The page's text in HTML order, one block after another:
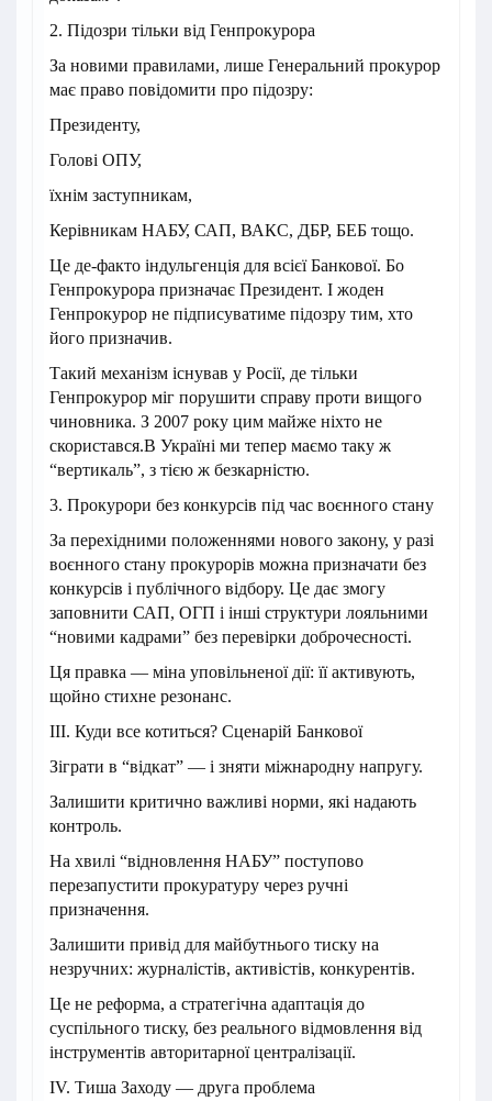
2. Підозри тільки від Генпрокурора
За новими правилами, лише Генеральний прокурор
має право повідомити про підозру:
Президенту,
Голові ОПУ,
їхнім заступникам,
Керівникам НАБУ, САП, ВАКС, ДБР, БЕБ тощо.
Це де-факто індульгенція для всієї Банкової. Бо
Генпрокурора призначає Президент. І жоден
Генпрокурор не підписуватиме підозру тим, хто
його призначив.
Такий механізм існував у Росії, де тільки
Генпрокурор міг порушити справу проти вищого
чиновника. З 2007 року цим майже ніхто не
скористався.В Україні ми тепер маємо таку ж
“вертикаль”, з тією ж безкарністю.
3. Прокурори без конкурсів під час воєнного стану
За перехідними положеннями нового закону, у разі
воєнного стану прокурорів можна призначати без
конкурсів і публічного відбору. Це дає змогу
заповнити САП, ОГП і інші структури лояльними
“новими кадрами” без перевірки доброчесності.
Ця правка — міна уповільненої дії: її активують,
щойно стихне резонанс.
III. Куди все котиться? Сценарій Банкової
Зіграти в “відкат” — і зняти міжнародну напругу.
Залишити критично важливі норми, які надають
контроль.
На хвилі “відновлення НАБУ” поступово
перезапустити прокуратуру через ручні
призначення.
Залишити привід для майбутнього тиску на
незручних: журналістів, активістів, конкурентів.
Це не реформа, а стратегічна адаптація до
суспільного тиску, без реального відмовлення від
інструментів авторитарної централізації.
IV. Тиша Заходу — друга проблема